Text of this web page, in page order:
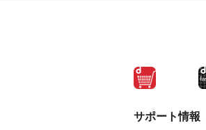
サポート情報